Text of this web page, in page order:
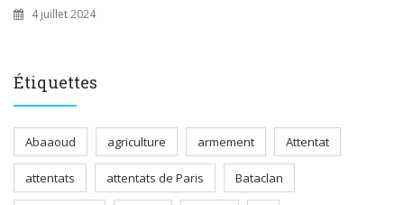
4 juillet 2024
Étiquettes
Abaaoud agriculture armement Attentat
attentats attentats de Paris Bataclan